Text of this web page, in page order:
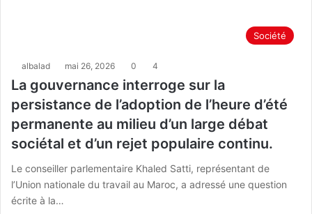
Société
albalad mai 26, 2026 0 4
La gouvernance interroge sur la
persistance de l’adoption de l’heure d’été
permanente au milieu d’un large débat
sociétal et d’un rejet populaire continu.
Le conseiller parlementaire Khaled Satti, représentant de
l’Union nationale du travail au Maroc, a adressé une question
écrite à la…